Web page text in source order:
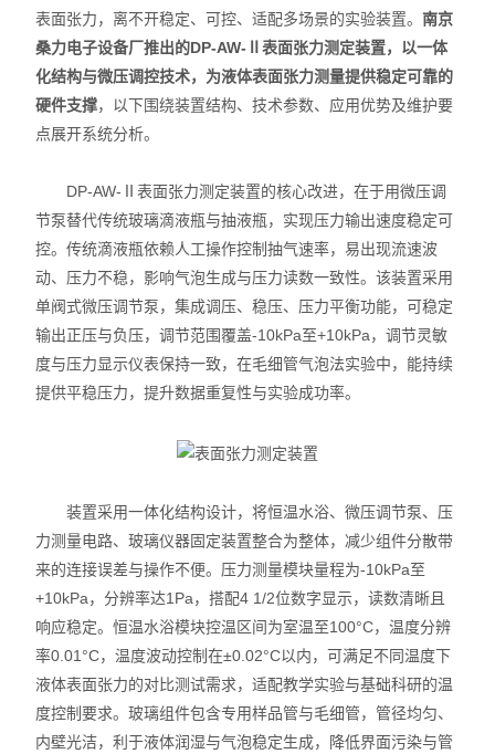
光化学
表面张力，离不开稳定、可控、适配多场景的实验装置。南京
桑力电子设备厂推出的DP‑AW‑Ⅱ表面张力测定装置，以一体
化结构与微压调控技术，为液体表面张力测量提供稳定可靠的
硬件支撑，以下围绕装置结构、技术参数、应用优势及维护要
点展开系统分析。
DP‑AW‑Ⅱ表面张力测定装置的核心改进，在于用微压调
节泵替代传统玻璃滴液瓶与抽液瓶，实现压力输出速度稳定可
控。传统滴液瓶依赖人工操作控制抽气速率，易出现流速波
动、压力不稳，影响气泡生成与压力读数一致性。该装置采用
单阀式微压调节泵，集成调压、稳压、压力平衡功能，可稳定
输出正压与负压，调节范围覆盖-10kPa至+10kPa，调节灵敏
度与压力显示仪表保持一致，在毛细管气泡法实验中，能持续
提供平稳压力，提升数据重复性与实验成功率。
装置采用一体化结构设计，将恒温水浴、微压调节泵、压
力测量电路、玻璃仪器固定装置整合为整体，减少组件分散带
来的连接误差与操作不便。压力测量模块量程为-10kPa至
+10kPa，分辨率达1Pa，搭配4 1/2位数字显示，读数清晰且
响应稳定。恒温水浴模块控温区间为室温至100°C，温度分辨
率0.01°C，温度波动控制在±0.02°C以内，可满足不同温度下
液体表面张力的对比测试需求，适配教学实验与基础科研的温
度控制要求。玻璃组件包含专用样品管与毛细管，管径均匀、
内壁光洁，利于液体润湿与气泡稳定生成，降低界面污染与管